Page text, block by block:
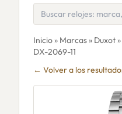
Inicio» Marcas» Duxot
DX-2069-11
← Volver a los